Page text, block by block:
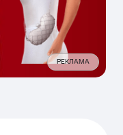
РЕКЛАМА